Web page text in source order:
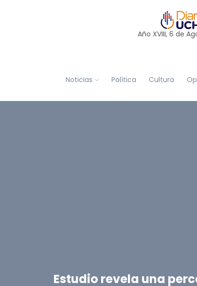
Año XVIII, 6 de
Noticias Política Cultura
Estudio revela una